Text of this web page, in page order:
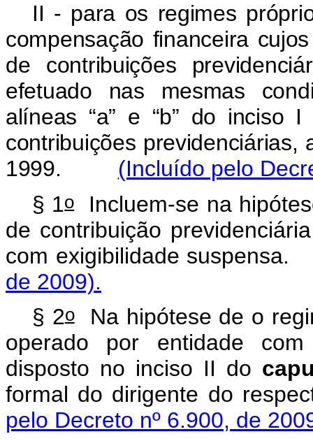
II - para os regimes
compensação financeira
de contribuições
efetuado nas mesmas
alíneas “a” e “b” do inciso
contribuições
1999.
(Incluído pelo
§ 1oIncluem-se na
de contribuição
com exigibilidade
de 2009).
§ 2oNa hipótese de o
operado por entidade
disposto no inciso II do
formal do dirigente do
pelo Decreto nº 6.900, de